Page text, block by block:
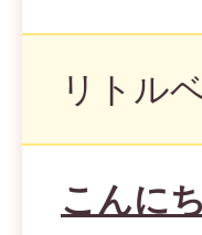
リトル
こんに